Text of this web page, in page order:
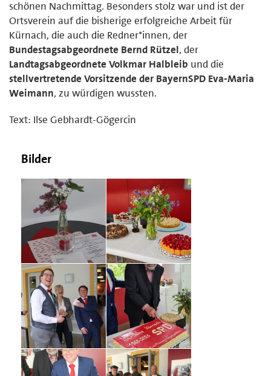
schönen Nachmittag. Besonders stolz war und ist der
Ortsverein auf die bisherige erfolgreiche Arbeit für
Kürnach, die auch die Redner*innen, der
Bundestagsabgeordnete Bernd Rützel, der
Landtagsabgeordnete Volkmar Halbleib und die
stellvertretende Vorsitzende der BayernSPD Eva-Maria
Weimann, zu würdigen wussten.
Text: Ilse Gebhardt-Gögercin
Bilder